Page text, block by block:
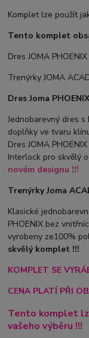
Komplet lze použít
Tento komplet
Dres JOMA
Trenýrky JOMA
Dres Joma
Jednobarevný dres
doplňky ve tvaru
Dres JOMA
Interlock pro skvělý
novém designu !!!
Trenýrky Joma
Klasické
PHOENIX bez
vyrobeny ze100%
skvělý komplet !!!
KOMPLET SE
CENA PLATÍ PŘI
Tento komplet
vašeho výběru !!!